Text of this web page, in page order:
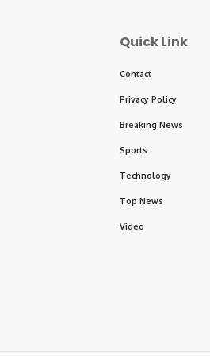
Quick Link
Contact
Privacy Policy
Breaking News
Sports
Technology
Top News
Video